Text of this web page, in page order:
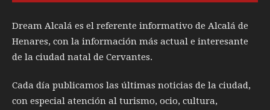
Dream Alcalá es el referente informativo de Alcalá de
Henares, con la información más actual e interesante
de la ciudad natal de Cervantes.
Cada día publicamos las últimas noticias de la ciudad,
con especial atención al turismo, ocio, cultura,